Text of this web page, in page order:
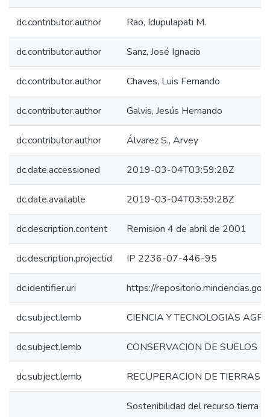
dc.contributor.author Rao, Idupulapati M.
dc.contributor.author Sanz, José Ignacio
dc.contributor.author Chaves, Luis Fernando
dc.contributor.author Galvis, Jesús Hernando
dc.contributor.author Álvarez S., Arvey
dc.date.accessioned 2019-03-04T03:59:28Z
dc.date.available 2019-03-04T03:59:28Z
dc.description.content Remision 4 de abril de 2001
dc.description.projectid IP 2236-07-446-95
dc.identifier.uri https://
dc.subject.lemb CIENCIA Y TECNOLOGIAS
dc.subject.lemb CONSERVACION DE SUELOS
dc.subject.lemb RECUPERACION DE TIERRAS
Sostenibilidad del recurso tierra